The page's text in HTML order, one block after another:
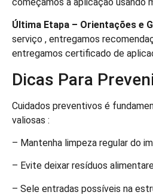
Última Etapa – Orientações e
serviço , entregamos
entregamos certificado de
Dicas Para
Cuidados preventivos é
valiosas :
– Mantenha limpeza regular do
– Evite deixar resíduos
– Sele entradas possíveis na